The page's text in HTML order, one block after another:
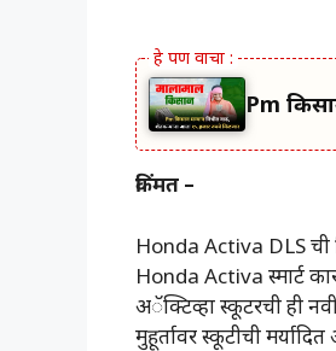
Pm
किंमत –
Honda Activa DLS
Honda Activa स्मार्ट
अॅक्टिव्हा स्कूटरची ही
मुहूर्तावर स्कूटीची